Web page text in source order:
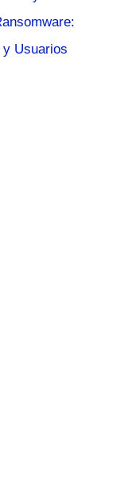
Usuarios